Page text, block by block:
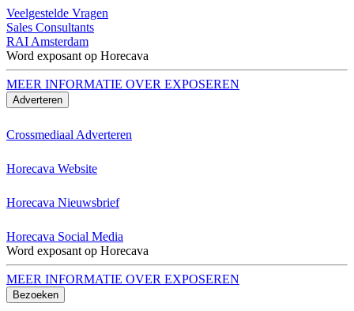
Veelgestelde Vragen
Sales Consultants
RAI Amsterdam
Word exposant op Horecava
MEER INFORMATIE OVER EXPOSEREN
Adverteren
Crossmediaal Adverteren
Horecava Website
Horecava Nieuwsbrief
Horecava Social Media
Word exposant op Horecava
MEER INFORMATIE OVER EXPOSEREN
Bezoeken